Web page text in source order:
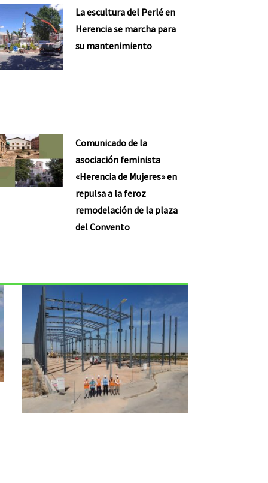
La escultura del Perlé en
Herencia se marcha para
su mantenimiento
Comunicado de la
asociación feminista
«Herencia de Mujeres» en
repulsa a la feroz
remodelación de la plaza
del Convento